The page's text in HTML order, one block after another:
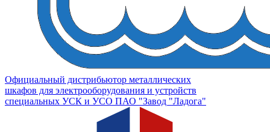
Официальный дистрибьютор металлических
шкафов для электрооборудования и устройств
специальных УСК и УСО ПАО "Завод "Ладога"